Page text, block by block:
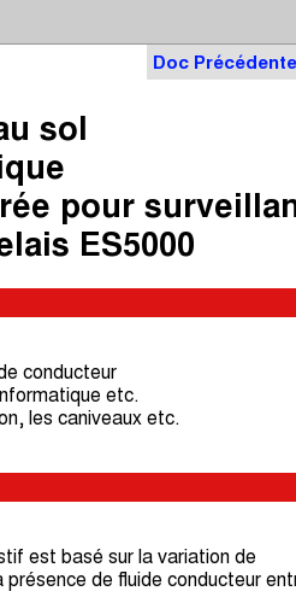
Doc Précédente
sol
pour
ES5000
conducteur
etc.
les caniveaux etc.
est basé sur la variation de
de fluide conducteur